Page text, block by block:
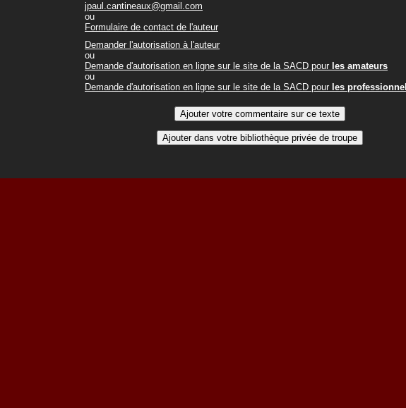
jpaul.cantineaux@gmail.com
ou
Formulaire de contact de l'auteur
Demander l'autorisation à l'auteur
ou
Demande d'autorisation en ligne sur le site de la SACD pour les amateurs
ou
Demande d'autorisation en ligne sur le site de la SACD pour les